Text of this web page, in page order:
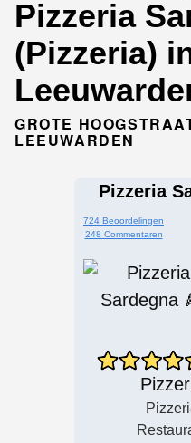
Pizzeria
(Pizzeria)
GROTE
LEEUWARDEN
Pizzeria
724 Beoordelingen
248 Commentaren